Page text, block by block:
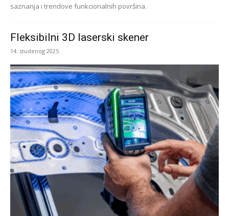
saznanja i trendove funkcionalnih površina.
Fleksibilni 3D laserski skener
14. studenog 2025